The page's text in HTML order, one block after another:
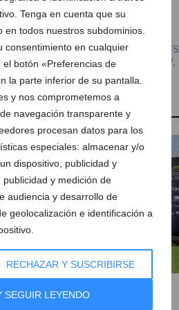
Tenga en cuenta que su
todos nuestros subdominios.
consentimiento en cualquier
botón «Preferencias de
la parte inferior de su pantalla.
y nos comprometemos a
navegación transparente y
procesan datos para los
especiales: almacenar y/o
dispositivo, publicidad y
y medición de
audiencia y desarrollo de
geolocalización e identificación a
RECHAZAR Y SUSCRIBIRSE
SEGUIR LEYENDO
Motors,Dénia Futsal Juvenil Elche FS
,Raúl Gil,Tercera División Grupo XIV,
Hito histórico del Club